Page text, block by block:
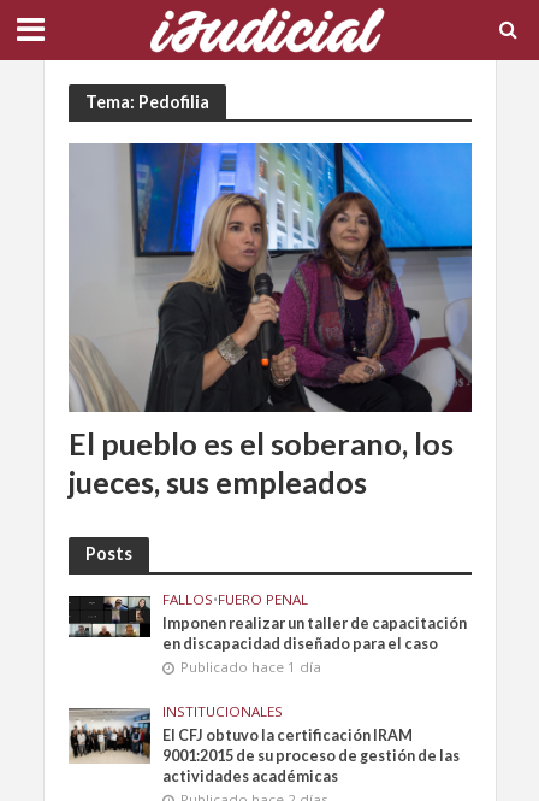
Tema: Pedofilia
El pueblo es el soberano, los
jueces, sus empleados
Posts
FALLOS•FUERO PENAL
Imponen realizar un taller de capacitación
en discapacidad diseñado para el caso
Publicado hace 1 día
INSTITUCIONALES
El CFJ obtuvo la certificación IRAM
9001:2015 de su proceso de gestión de las
actividades académicas